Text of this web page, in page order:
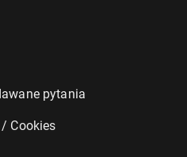
pytania
Cookies